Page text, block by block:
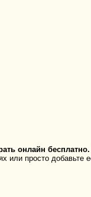
онлайн бесплатно.
или просто добавьте